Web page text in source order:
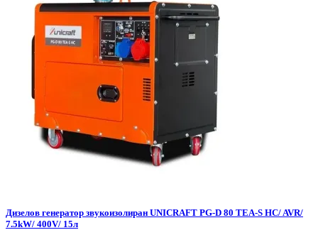
Дизелов генератор звукоизолиран UNICRAFT PG-D 80 TEA-S HC/ AVR/
7.5kW/ 400V/ 15л